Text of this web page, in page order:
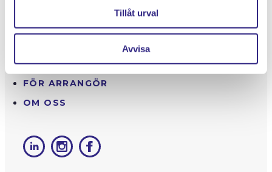
Tillåt urval
Avvisa
BILJETTINFORMATION
MÖTEN & EVENT
FÖR ARRANGÖR
OM OSS
LINKEDININSTAGRAM